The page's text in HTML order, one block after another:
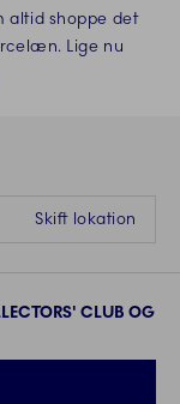
altid shoppe det
Lige nu
Skift lokation
CLUB OG